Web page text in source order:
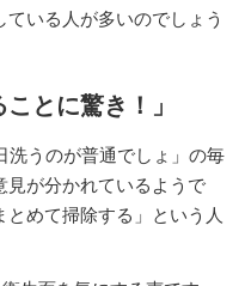
いる人が多いのでしょう
とに驚き！」
うのが普通でしょ」の毎
見が分かれているようで
めて掃除する」という人